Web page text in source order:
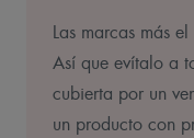
Las marcas más
Así que evítalo a
cubierta por un
un producto con